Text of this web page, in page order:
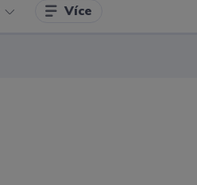
Více